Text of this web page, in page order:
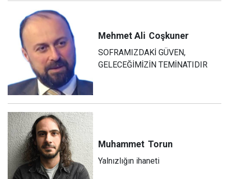
Mehmet Ali Coşkuner
SOFRAMIZDAKİ GÜVEN,
GELECEĞİMİZİN TEMİNATIDIR
Muhammet Torun
Yalnızlığın ihaneti